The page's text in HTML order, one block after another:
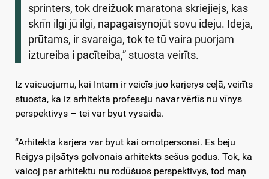
sprinters, tok dreižuok maratona skriejiejs, kas
skrīn ilgi jū ilgi, napagaisynojūt sovu ideju. Ideja,
prūtams, ir svareiga, tok te tū vaira puorjam
iztureiba i pacīteiba,” stuosta veirīts.
Iz vaicuojumu, kai Intam ir veicīs juo karjerys ceļā, veirīts
stuosta, ka iz arhitekta profeseju navar vērtīs nu vīnys
perspektivys – tei var byut vysaida.
“Arhitekta karjera var byut kai omotpersonai. Es beju
Reigys piļsātys golvonais arhitekts sešus godus. Tok, ka
vaicoj par arhitektu nu rodūšuos perspektivys, tod maņ